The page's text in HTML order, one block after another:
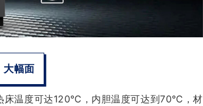
大幅面
温度可达120℃，内胆温度可达到70℃，材